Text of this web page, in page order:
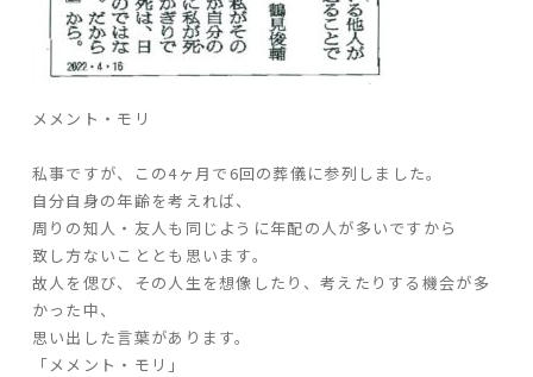
- 外構デザイン
性能
- 高断熱性能
- 高耐久性能
- 保証
家づくりの流れ
よくあるご質問
企業情報
メメント・モリ
私事ですが、この4ヶ月で6回の葬儀に参列しました。
自分自身の年齢を考えれば、
周りの知人・友人も同じように年配の人が多いですから
致し方ないこととも思います。
故人を偲び、その人生を想像したり、考えたりする機会が多
かった中、
思い出した言葉があります。
「メメント・モリ」